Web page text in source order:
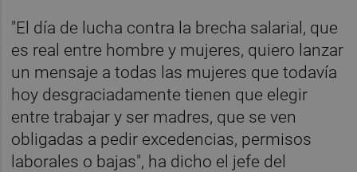
"El día de lucha contra la brecha salarial, que
es real entre hombre y mujeres, quiero lanzar
un mensaje a todas las mujeres que todavía
hoy desgraciadamente tienen que elegir
entre trabajar y ser madres, que se ven
obligadas a pedir excedencias, permisos
laborales o bajas", ha dicho el jefe del